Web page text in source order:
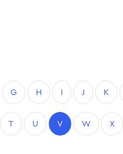
G H I J K
T U V W X